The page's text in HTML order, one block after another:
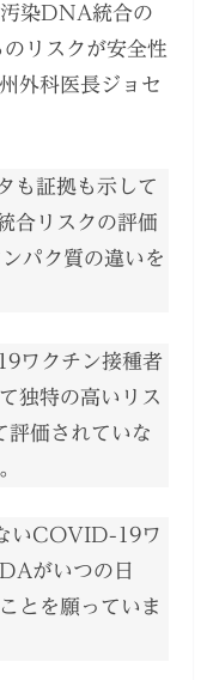
染DNA統合の
リスクが安全性
外科医長ジョセ
も証拠も示して
合リスクの評価
パク質の違いを
ワクチン接種者
独特の高いリス
価されていな
いCOVID-19ワ
がいつの日
とを願っていま